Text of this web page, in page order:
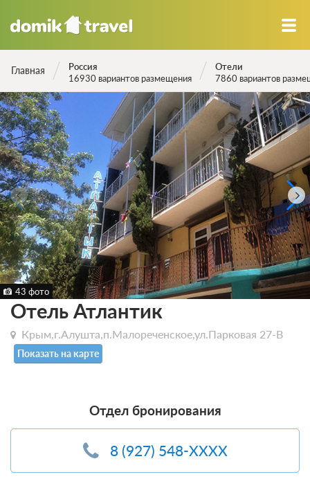
Главная
Россия
16930 вариантов размещения
Отели
7860 вариантов
43 фото
Отель Атлантик
Крым,г.Алушта,п.Малореченское,ул.Парковая 27-В
Показать на карте
Отдел бронирования
8 (927) 548-XXXX